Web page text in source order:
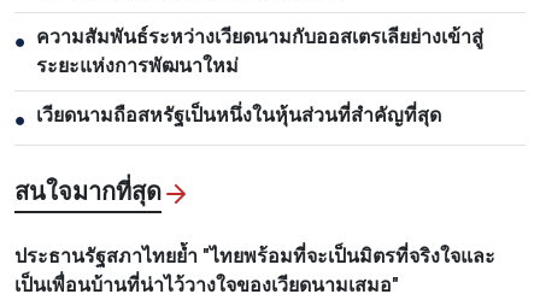
● ความสัมพันธ์ระหว่างเวียดนามกับออสเตรเลียย่างเข้าสู่
ระยะแห่งการพัฒนาใหม่
● เวียดนามถือสหรัฐเป็นหนึ่งในหุ้นส่วนที่สำคัญที่สุด
สนใจมากที่สุด
ประธานรัฐสภาไทยย้ำ "ไทยพร้อมที่จะเป็นมิตรที่จริงใจและ
เป็นเพื่อนบ้านที่น่าไว้วางใจของเวียดนามเสมอ"